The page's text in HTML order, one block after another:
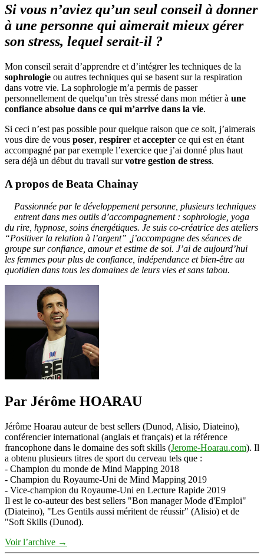
Si vous n’aviez qu’un seul conseil à donner
à une personne qui aimerait mieux gérer
son stress, lequel serait-il ?
Mon conseil serait d’apprendre et d’intégrer les techniques de la
sophrologie ou autres techniques qui se basent sur la respiration
dans votre vie. La sophrologie m’a permis de passer
personnellement de quelqu’un très stressé dans mon métier à une
confiance absolue dans ce qui m’arrive dans la vie.
Si ceci n’est pas possible pour quelque raison que ce soit, j’aimerais
vous dire de vous poser, respirer et accepter ce qui est en étant
accompagné par par exemple l’exercice que j’ai donné plus haut
sera déjà un début du travail survotre gestion de stress.
A propos de Beata Chainay
Passionnée par le développement personne, plusieurs techniques
entrent dans mes outils d’accompagnement : sophrologie, yoga
du rire, hypnose, soins énergétiques. Je suis co-créatrice des ateliers
“Positiver la relation à l’argent” ,j’accompagne des séances de
groupe sur confiance, amour et estime de soi. J’ai de aujourd’hui
les femmes pour plus de confiance, indépendance et bien-être au
quotidien dans tous les domaines de leurs vies et sans tabou.
Par Jérôme HOARAU
Jérôme Hoarau auteur de best sellers (Dunod, Alisio, Diateino),
conférencier international (anglais et français) et la référence
francophone dans le domaine des soft skills (Jerome-Hoarau.com). Il
a obtenu plusieurs titres de sport du cerveau tels que :
- Champion du monde de Mind Mapping 2018
- Champion du Royaume-Uni de Mind Mapping 2019
- Vice-champion du Royaume-Uni en Lecture Rapide 2019
Il est le co-auteur des best sellers "Bon manager Mode d'Emploi"
(Diateino), "Les Gentils aussi méritent de réussir" (Alisio) et de
"Soft Skills (Dunod).
Voir l’archive →